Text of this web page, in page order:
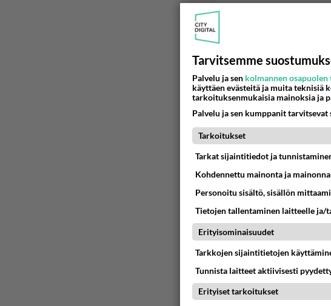
no ehkäpä
Oliko tämä aloitus
Äänestä
Anonyymi
2024-02-29
no ehkäpä
Onko tämä aloitus
Äänestä
Tarvitsemme
Palvelu ja sen kolmannen
käyttäen evästeitä ja muita teknisiä
tarkoituksenmukaisia mainoksia ja
Palvelu ja sen kumppanit tarvitsevat
Tarkoitukset
Tarkat sijaintitiedot ja
Kohdennettu mainonta ja
Personoitu sisältö, sisällön
Tietojen tallentaminen laitteelle
Erityisominaisuudet
Tarkkojen sijaintitietojen
Tunnista laitteet aktiivisesti
Erityiset tarkoitukset